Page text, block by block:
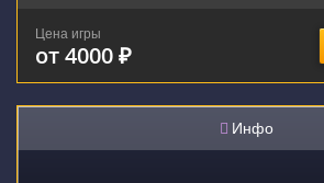
Цена игры
от 4000 ₽
Инфо